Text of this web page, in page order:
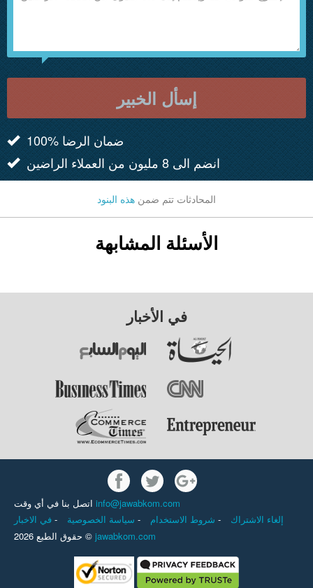
إسأل الخبير
100% ضمان الرضا
انضم الى 8 مليون من العملاء الراضين
المحادثات تتم ضمن هذه البنود
الأسئلة المشابهة
في الأخبار
info@jawabkom.com
- - -
إلغاء الاشتراك
حقوق الطبع 2026 © jawabkom.com